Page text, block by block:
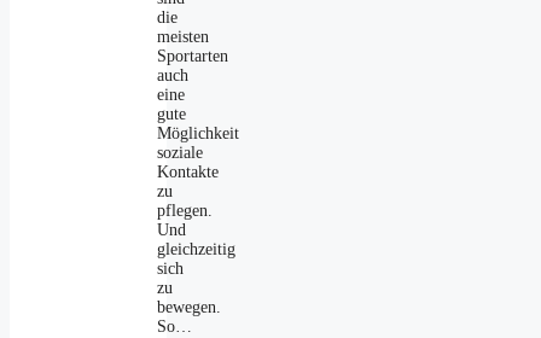
die
meisten
Sportarten
auch
eine
gute
Möglichkeit
soziale
Kontakte
zu
pflegen.
Und
gleichzeitig
sich
zu
bewegen.
So…